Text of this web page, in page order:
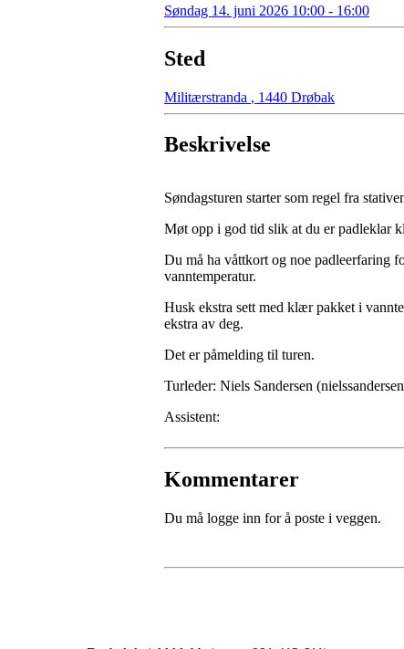
Søndag 14. juni 2026 10:00 - 16:00
Sted
Militærstranda , 1440 Drøbak
Beskrivelse
Søndagsturen starter som regel fra
Møt opp i god tid slik at du er padleklar
Du må ha våttkort og noe padleerfaring
vanntemperatur.
Husk ekstra sett med klær pakket i
ekstra av deg.
Det er påmelding til turen.
Turleder: Niels Sandersen
Assistent:
Kommentarer
Du må logge inn for å poste i veggen.